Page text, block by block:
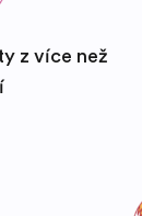
z více než